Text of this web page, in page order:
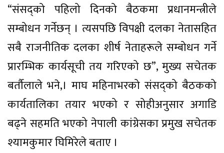
“संसद्को पहिलो दिनको बैठकमा प्रधानमन्त्रीले
सम्बोधन गर्नेछन् । त्यसपछि विपक्षी दलका नेतासहित
सबै राजनीतिक दलका शीर्ष नेताहरूले सम्बोधन गर्ने
प्रारम्भिक कार्यसूची तय गरिएको छ”, मुख्य सचेतक
बर्तौलाले भने,। माघ महिनाभरको संसद्को बैठकको
कार्यतालिका तयार भएको र सोहीअनुसार अगाडि
बढ्ने सहमति भएको नेपाली कांग्रेसका प्रमुख सचेतक
श्यामकुमार घिमिरेले बताए ।